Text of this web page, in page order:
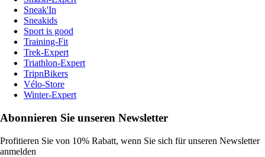
Sneak'In
Sneakids
Sport is good
Training-Fit
Trek-Expert
Triathlon-Expert
TripnBikers
Vélo-Store
Winter-Expert
Abonnieren Sie unseren Newsletter
Profitieren Sie von 10% Rabatt, wenn Sie sich für unseren Newsletter
anmelden